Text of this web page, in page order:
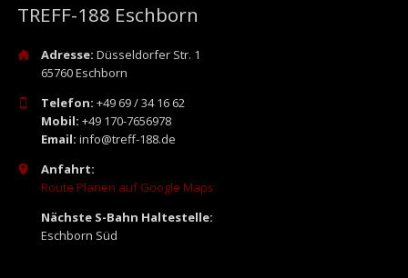
TREFF-188 Eschborn
Adresse: Düsseldorfer Str. 1
65760 Eschborn
Telefon: +49 69 / 34 16 62
Mobil: +49 170-7656978
Email: info@treff-188.de
Anfahrt:
Route Planen auf Google Maps
Nächste S-Bahn Haltestelle:
Eschborn Süd